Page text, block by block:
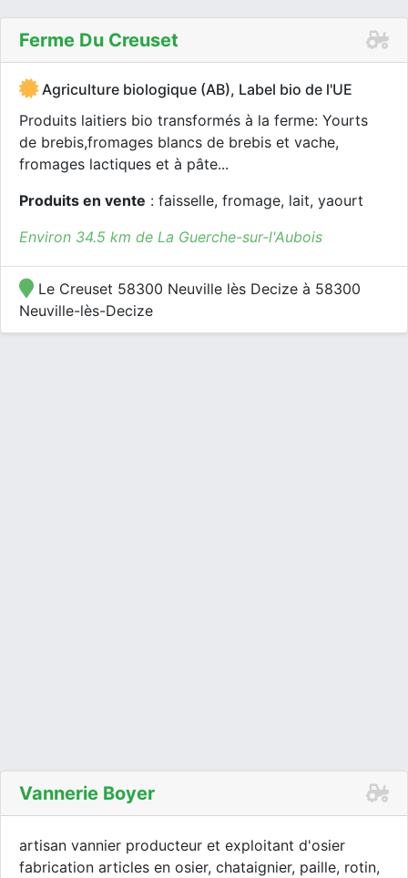
Ferme Du Creuset
Agriculture biologique (AB), Label bio de l'UE
Produits laitiers bio transformés à la ferme: Yourts
de brebis,fromages blancs de brebis et vache,
fromages lactiques et à pâte...
Produits en vente : faisselle, fromage, lait, yaourt
Environ 34.5 km de La Guerche-sur-l'Aubois
Le Creuset 58300 Neuville lès Decize à 58300
Neuville-lès-Decize
Vannerie Boyer
artisan vannier producteur et exploitant d'osier
fabrication articles en osier, chataignier, paille, rotin,